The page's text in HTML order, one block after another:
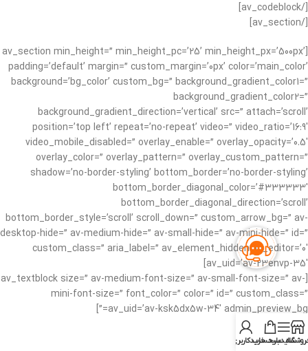
[/av_codeblock]
[/av_section]
[av_section min_height=” min_height_pc=’25’ min_height_px=’500px’
padding=’default’ margin=” custom_margin=’0px’ color=’main_color’
background=’bg_color’ custom_bg=” background_gradient_color1=”
background_gradient_color2=”
background_gradient_direction=’vertical’ src=” attach=’scroll’
position=’top left’ repeat=’no-repeat’ video=” video_ratio=’16:9′
video_mobile_disabled=” overlay_enable=” overlay_opacity=’0.5′
overlay_color=” overlay_pattern=” overlay_custom_pattern=”
shadow=’no-border-styling’ bottom_border=’no-border-styling’
bottom_border_diagonal_color=’#333333′
bottom_border_diagonal_direction=’scroll’
bottom_border_style=’scroll’ scroll_down=” custom_arrow_bg=” av-
desktop-hide=” av-medium-hide=” av-small-hide=” av-mini-hide=” id=”
custom_class=” aria_label=” av_element_hidden_in_editor=’0′
av_uid=’av-23envp-35′]
[av_textblock size=” av-medium-font-size=” av-small-font-size=” av-
mini-font-size=” font_color=” color=” id=” custom_class=”
av_uid=’av-ksk5dx5w-34′ admin_preview_bg=”]
فصل دهم
سایدبارسبد خرید
حساب کاربری من